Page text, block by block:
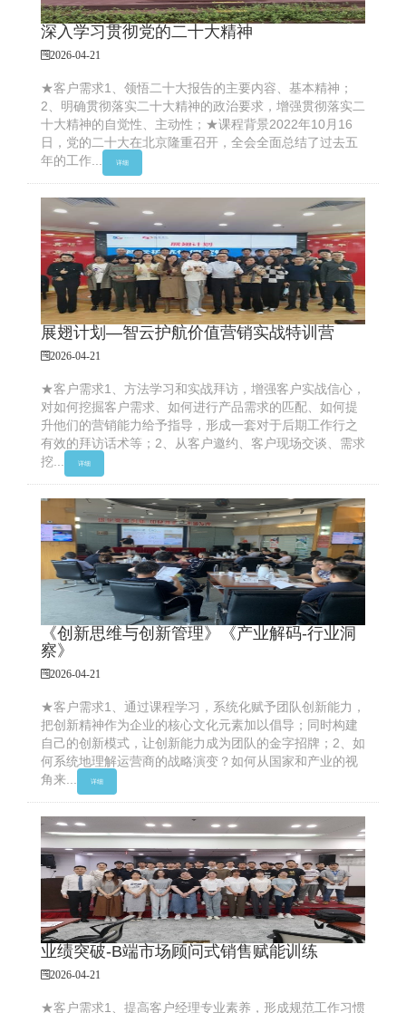
深入学习贯彻党的二十大精神
2026-04-21
★客户需求1、领悟二十大报告的主要内容、基本精神；
2、明确贯彻落实二十大精神的政治要求，增强贯彻落实二
十大精神的自觉性、主动性；★课程背景2022年10月16
日，党的二十大在北京隆重召开，全会全面总结了过去五
年的工作...
详细
展翅计划—智云护航价值营销实战特训营
2026-04-21
★客户需求1、方法学习和实战拜访，增强客户实战信心，
对如何挖掘客户需求、如何进行产品需求的匹配、如何提
升他们的营销能力给予指导，形成一套对于后期工作行之
有效的拜访话术等；2、从客户邀约、客户现场交谈、需求
挖...
详细
《创新思维与创新管理》《产业解码-行业洞
察》
2026-04-21
★客户需求1、通过课程学习，系统化赋予团队创新能力，
把创新精神作为企业的核心文化元素加以倡导；同时构建
自己的创新模式，让创新能力成为团队的金字招牌；2、如
何系统地理解运营商的战略演变？如何从国家和产业的视
角来...
详细
业绩突破-B端市场顾问式销售赋能训练
2026-04-21
★客户需求1、提高客户经理专业素养，形成规范工作习惯